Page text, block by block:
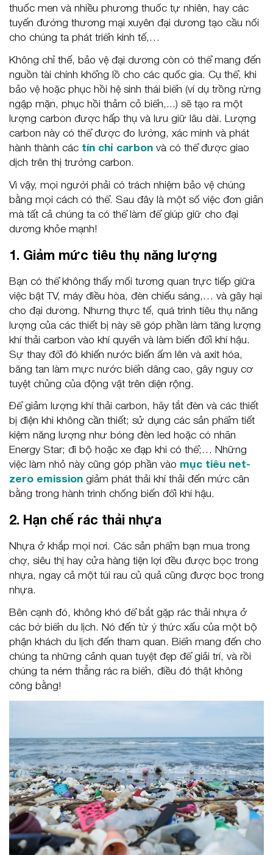
thuốc men và nhiều phương thuốc tự nhiên, hay các
tuyến đường thương mại xuyên đại dương tạo cầu nối
cho chúng ta phát triển kinh tế,…
Không chỉ thế, bảo vệ đại dương còn có thể mang đến
nguồn tài chính khổng lồ cho các quốc gia. Cụ thể, khi
bảo vệ hoặc phục hồi hệ sinh thái biển (ví dụ trồng rừng
ngập mặn, phục hồi thảm cỏ biển,...) sẽ tạo ra một
lượng carbon được hấp thụ và lưu giữ lâu dài. Lượng
carbon này có thể được đo lường, xác minh và phát
hành thành các tín chỉ carbon và có thể được giao
dịch trên thị trường carbon.
Vì vậy, mọi người phải có trách nhiệm bảo vệ chúng
bằng mọi cách có thể. Sau đây là một số việc đơn giản
mà tất cả chúng ta có thể làm để giúp giữ cho đại
dương khỏe mạnh!
1. Giảm mức tiêu thụ năng lượng
Bạn có thể không thấy mối tương quan trực tiếp giữa
việc bật TV, máy điều hòa, đèn chiếu sáng,… và gây hại
cho đại dương. Nhưng thực tế, quá trình tiêu thụ năng
lượng của các thiết bị này sẽ góp phần làm tăng lượng
khí thải carbon vào khí quyển và làm biến đổi khí hậu.
Sự thay đổi đó khiến nước biến ấm lên và axit hóa,
băng tan làm mực nước biển dâng cao, gây nguy cơ
tuyệt chủng của động vật trên diện rộng.
Để giảm lượng khí thải carbon, hãy tắt đèn và các thiết
bị điện khi không cần thiết; sử dụng các sản phẩm tiết
kiệm năng lượng như bóng đèn led hoặc có nhãn
Energy Star; đi bộ hoặc xe đạp khi có thể;… Những
việc làm nhỏ này cũng góp phần vào mục tiêu net-
zero emission giảm phát thải khí thải đến mức cân
bằng trong hành trình chống biến đổi khí hậu.
2. Hạn chế rác thải nhựa
Nhựa ở khắp mọi nơi. Các sản phẩm bạn mua trong
chợ, siêu thị hay cửa hàng tiện lợi đều được bọc trong
nhựa, ngay cả một túi rau củ quả cũng được bọc trong
nhựa.
Bên cạnh đó, không khó để bắt gặp rác thải nhựa ở
các bờ biển du lịch. Nó đến từ ý thức xấu của một bộ
phận khách du lịch đến tham quan. Biển mang đến cho
chúng ta những cảnh quan tuyệt đẹp để giải trí, và rồi
chúng ta ném thẳng rác ra biển, điều đó thật không
công bằng!